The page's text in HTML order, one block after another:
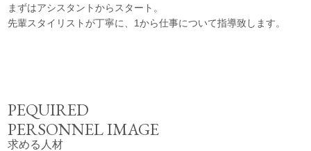
まずはアシスタントからスタート。
先輩スタイリストが丁寧に、1から仕事について指導致します。
PEQUIRED
PERSONNEL IMAGE
求める人材